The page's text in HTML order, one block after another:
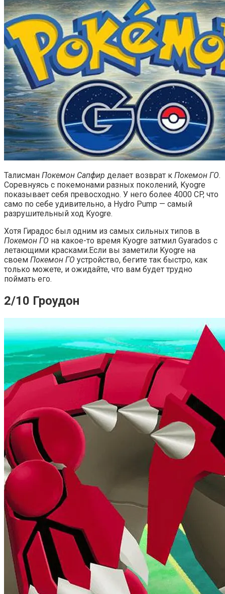
Талисман Покемон Сапфир делает возврат к Покемон ГО.
Соревнуясь с покемонами разных поколений, Kyogre
показывает себя превосходно. У него более 4000 CP, что
само по себе удивительно, а Hydro Pump — самый
разрушительный ход Kyogre.
Хотя Гирадос был одним из самых сильных типов в
Покемон ГО на какое-то время Kyogre затмил Gyarados с
летающими красками.Если вы заметили Kyogre на
своем Покемон ГО устройство, бегите так быстро, как
только можете, и ожидайте, что вам будет трудно
поймать его.
2/10 Гроудон